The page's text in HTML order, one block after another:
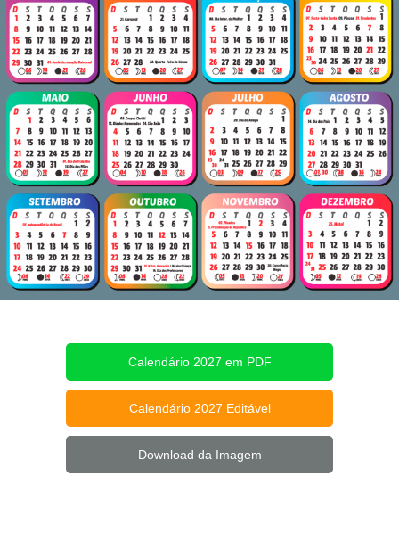
Calendário 2027 em PDF
Calendário 2027 Editável
Download da Imagem